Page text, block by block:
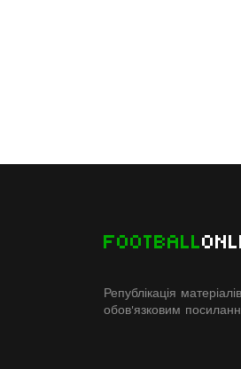
FOOTBALL
Републікація
обов'язковим